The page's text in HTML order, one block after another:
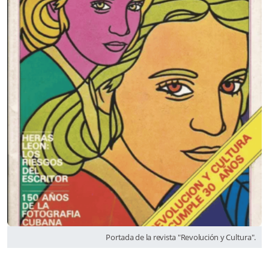
Portada de la revista "Revolución y Cultura".